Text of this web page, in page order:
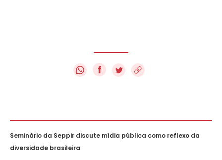
f
Seminário da Seppir discute mídia pública como reflexo da
diversidade brasileira